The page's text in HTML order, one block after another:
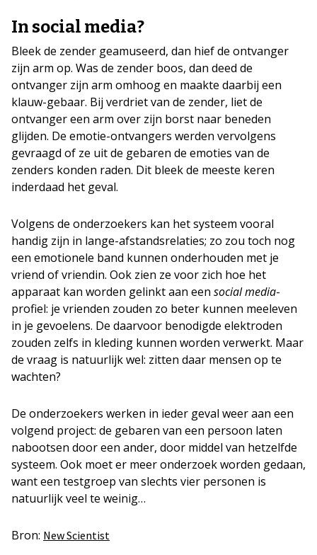
In social media?
Bleek de zender geamuseerd, dan hief de ontvanger
zijn arm op. Was de zender boos, dan deed de
ontvanger zijn arm omhoog en maakte daarbij een
klauw-gebaar. Bij verdriet van de zender, liet de
ontvanger een arm over zijn borst naar beneden
glijden. De emotie-ontvangers werden vervolgens
gevraagd of ze uit de gebaren de emoties van de
zenders konden raden. Dit bleek de meeste keren
inderdaad het geval.
Volgens de onderzoekers kan het systeem vooral
handig zijn in lange-afstandsrelaties; zo zou toch nog
een emotionele band kunnen onderhouden met je
vriend of vriendin. Ook zien ze voor zich hoe het
apparaat kan worden gelinkt aan een social media-
profiel: je vrienden zouden zo beter kunnen meeleven
in je gevoelens. De daarvoor benodigde elektroden
zouden zelfs in kleding kunnen worden verwerkt. Maar
de vraag is natuurlijk wel: zitten daar mensen op te
wachten?
De onderzoekers werken in ieder geval weer aan een
volgend project: de gebaren van een persoon laten
nabootsen door een ander, door middel van hetzelfde
systeem. Ook moet er meer onderzoek worden gedaan,
want een testgroep van slechts vier personen is
natuurlijk veel te weinig…
Bron: New Scientist